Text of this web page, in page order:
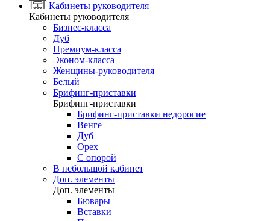
Кабинеты руководителя
Кабинеты руководителя
Бизнес-класса
Дуб
Премиум-класса
Эконом-класса
Женщины-руководителя
Белый
Брифинг-приставки
Брифинг-приставки
Брифинг-приставки недорогие
Венге
Дуб
Орех
С опорой
В небольшой кабинет
Доп. элементы
Доп. элементы
Бювары
Вставки